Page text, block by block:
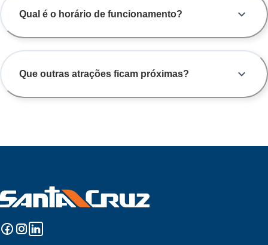
Qual é o horário de funcionamento?
Que outras atrações ficam próximas?